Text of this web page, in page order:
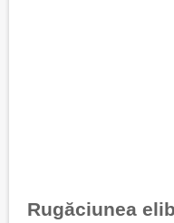
Rugăciunea